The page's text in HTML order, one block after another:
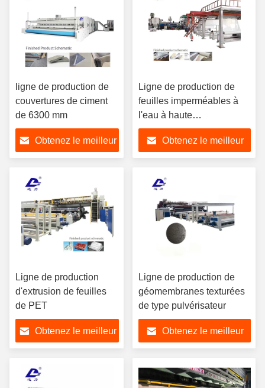
ligne de production de
couvertures de ciment
de 6300 mm
Obtenez le meilleur
Ligne de production de
feuilles imperméables à
l'eau à haute
polymérisation (avec
autoadhésif/antiadhésif)
Obtenez le meilleur
Ligne de production
d'extrusion de feuilles
de PET
Obtenez le meilleur
Ligne de production de
géomembranes texturées
de type pulvérisateur
Obtenez le meilleur